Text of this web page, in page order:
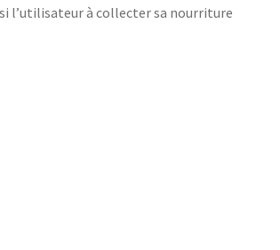
l’utilisateur à collecter sa nourriture